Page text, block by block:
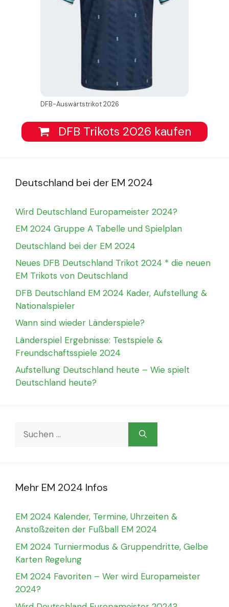
DFB-Auswärtstrikot 2026
DFB Trikots 2026 kaufen
Deutschland bei der EM 2024
Wird Deutschland Europameister 2024?
EM 2024 Gruppe A Tabelle und Spielplan
Deutschland bei der EM 2024
Neues DFB Deutschland Trikot 2024 * die neuen
EM Trikots von Deutschland
DFB Deutschland EM 2024 Kader, Aufstellung &
Nationalspieler
Wann sind wieder Länderspiele?
Länderspiel Ergebnisse: Testspiele &
Freundschaftsspiele 2024
Aufstellung Deutschland heute – Wie spielt
Deutschland heute?
Suchen
nach:
Mehr EM 2024 Infos
EM 2024 Kalender, Termine, Uhrzeiten &
Anstoßzeiten der Fußball EM 2024
EM 2024 Turniermodus & Gruppendritte, Gelbe
Karten Regelung
EM 2024 Favoriten – Wer wird Europameister
2024?